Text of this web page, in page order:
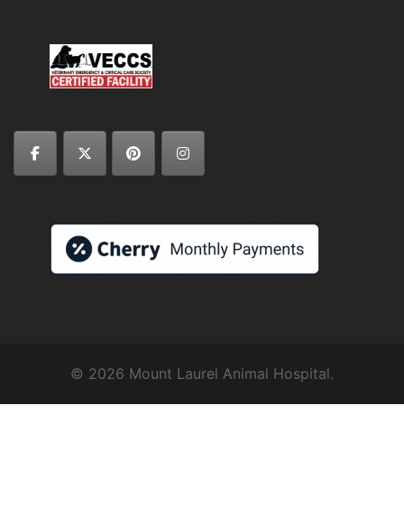
© 2026 Mount Laurel Animal Hospital.
Symptom Checker
Terms of use